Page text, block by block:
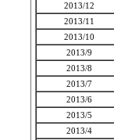
2013/12
2013/11
2013/10
2013/9
2013/8
2013/7
2013/6
2013/5
2013/4